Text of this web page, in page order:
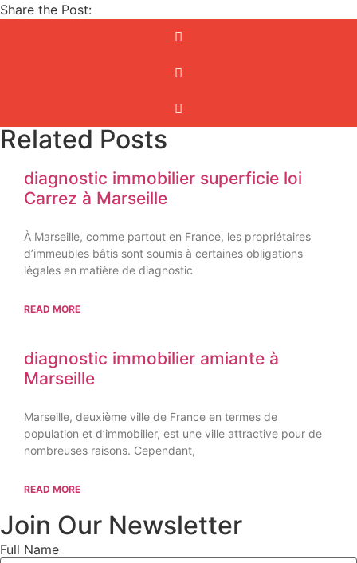
Share the Post:
Related Posts
diagnostic immobilier superficie loi
Carrez à Marseille
À Marseille, comme partout en France, les propriétaires
d’immeubles bâtis sont soumis à certaines obligations
légales en matière de diagnostic
READ MORE
diagnostic immobilier amiante à
Marseille
Marseille, deuxième ville de France en termes de
population et d’immobilier, est une ville attractive pour de
nombreuses raisons. Cependant,
READ MORE
Join Our Newsletter
Full Name